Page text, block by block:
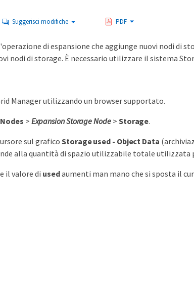
Suggerisci modifiche PDF
di espansione che aggiunge nuovi nodi di
nodi di storage. È necessario utilizzare il sistema
Manager utilizzando un browser supportato.
Nodes > Expansion Storage Node> Storage.
sul grafico Storage used - Object Data
alla quantità di spazio utilizzabile totale utilizzata
il valore di usedaumenti man mano che si sposta il